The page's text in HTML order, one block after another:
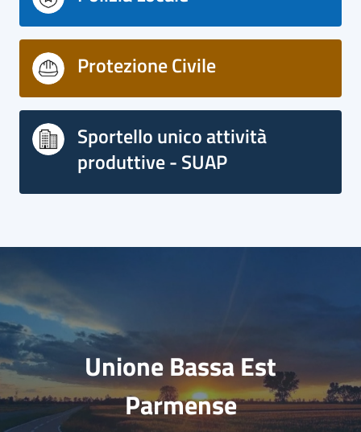
Protezione Civile
Sportello unico attività
produttive - SUAP
Unione Bassa Est
Parmense